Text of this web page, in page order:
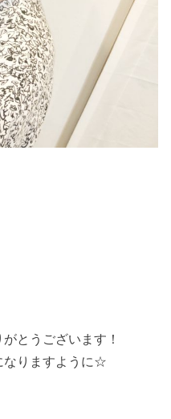
とうございます！
なりますように☆